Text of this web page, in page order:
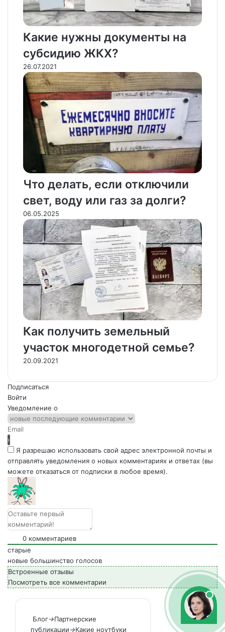
Какие нужны документы на
субсидию ЖКХ?
26.07.2021
Что делать, если отключили
свет, воду или газ за долги?
06.05.2025
Как получить земельный
участок многодетной семье?
20.09.2021
Подписаться
Войти
Уведомление о
Я разрешаю использовать свой адрес электронной почты и
отправлять уведомления о новых комментариях и ответах (вы
можете отказаться от подписки в любое время).
0 комментариев
старые
новые большинство голосов
Встроенные отзывы
Посмотреть все комментарии